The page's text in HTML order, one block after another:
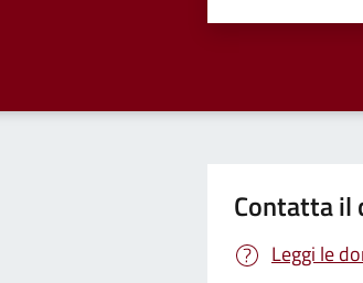
Contatta il
Leggi le